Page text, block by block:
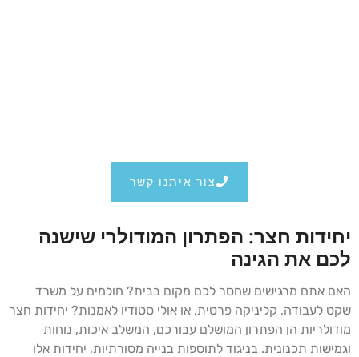
צור איתנו קשר
יחידות חצר: הפתרון המודולרי שישנה
לכם את הגינה
האם אתם מרגישים שחסר לכם מקום בבית? חולמים על משרד
שקט לעבודה, קליניקה פרטית, או אולי סטודיו לאמנות? יחידות חצר
מודולריות הן הפתרון המושלם עבורכם, המשלב איכות, נוחות
וגמישות תכנונית. בניגוד לתוספות בנייה מסורתיות, יחידות אלו